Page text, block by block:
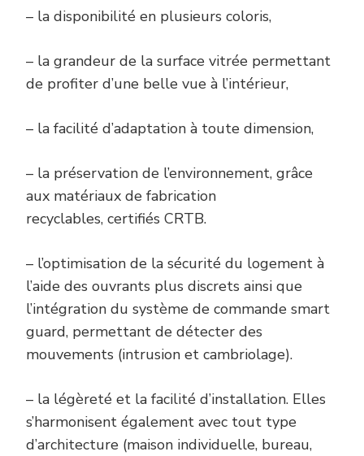
– la disponibilité en plusieurs coloris,
– la grandeur de la surface vitrée permettant
de profiter d’une belle vue à l’intérieur,
– la facilité d’adaptation à toute dimension,
– la préservation de l’environnement, grâce
aux matériaux de fabrication
recyclables, certifiés CRTB.
– l’optimisation de la sécurité du logement à
l’aide des ouvrants plus discrets ainsi que
l’intégration du système de commande smart
guard, permettant de détecter des
mouvements (intrusion et cambriolage).
– la légèreté et la facilité d’installation. Elles
s’harmonisent également avec tout type
d’architecture (maison individuelle, bureau,